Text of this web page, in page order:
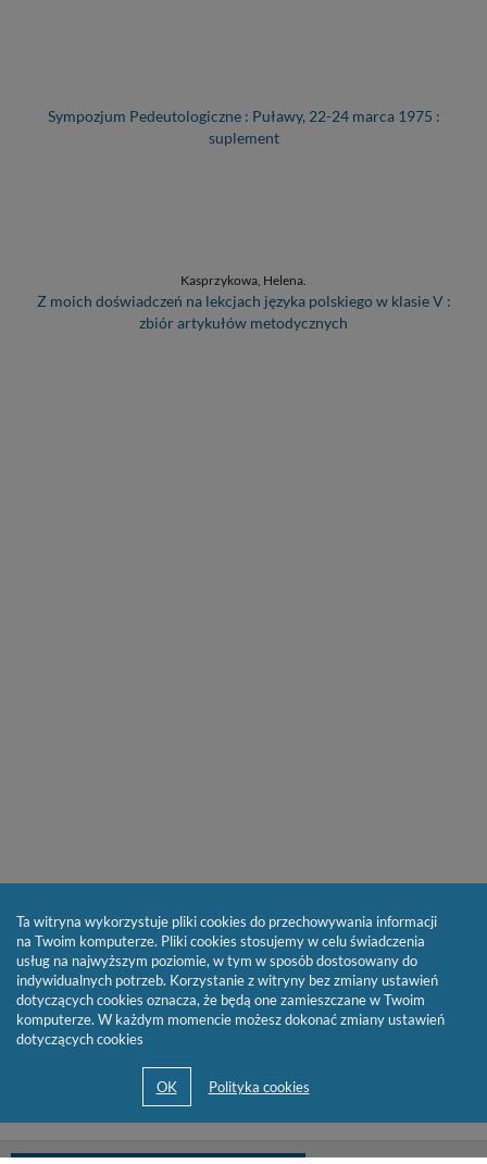
Sympozjum Pedeutologiczne : Puławy, 22-24 marca 1975 :
suplement
Kasprzykowa, Helena.
Z moich doświadczeń na lekcjach języka polskiego w klasie V :
zbiór artykułów metodycznych
Ta witryna wykorzystuje pliki cookies do przechowywania informacji
na Twoim komputerze. Pliki cookies stosujemy w celu świadczenia
usług na najwyższym poziomie, w tym w sposób dostosowany do
indywidualnych potrzeb. Korzystanie z witryny bez zmiany ustawień
dotyczących cookies oznacza, że będą one zamieszczane w Twoim
komputerze. W każdym momencie możesz dokonać zmiany ustawień
dotyczących cookies